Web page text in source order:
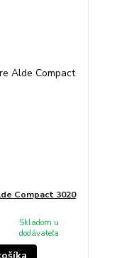
Compact 3020
Skladom u
dodávateľa